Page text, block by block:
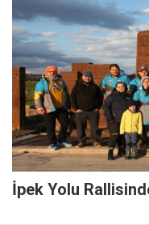
İpek Yolu